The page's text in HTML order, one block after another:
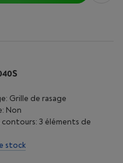
Grille de rasage
Non
contours: 3 éléments de
stock